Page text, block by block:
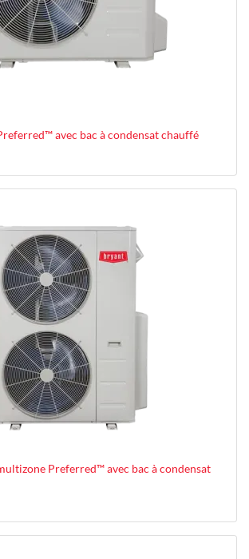
avec bac à condensat chauffé
Preferred™ avec bac à condensat